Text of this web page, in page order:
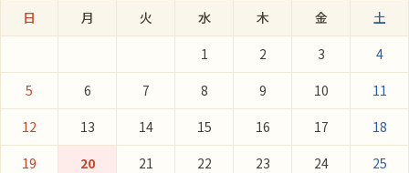
日 月 火 水 木 金
土
1
2 3
4
5
6 7 8 9 10
11
12
13 14 15 16 17
18
19
20 21 22 23 24
25